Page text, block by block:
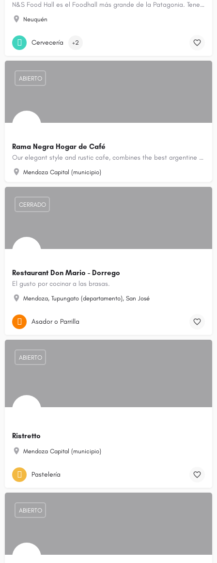
N&S Food Hall es el Foodhall más grande de la Patagonia. Tenemos 11 Propuestas gastronómicas en un solo lugar.
Neuquén
Cervecería +2
Rama Negra Hogar de Café
Our elegant style and rustic cafe, combines the best argentine pastry with an amazing colombian coffe.
Mendoza Capital (municipio)
ABIERTO
Restaurant Don Mario - Dorrego
El gusto por cocinar a las brasas.
Mendoza, Tupungato (departamento), San José
CERRADO
Asador o Parrilla
Ristretto
Mendoza Capital (municipio)
ABIERTO
Pastelería
ABIERTO